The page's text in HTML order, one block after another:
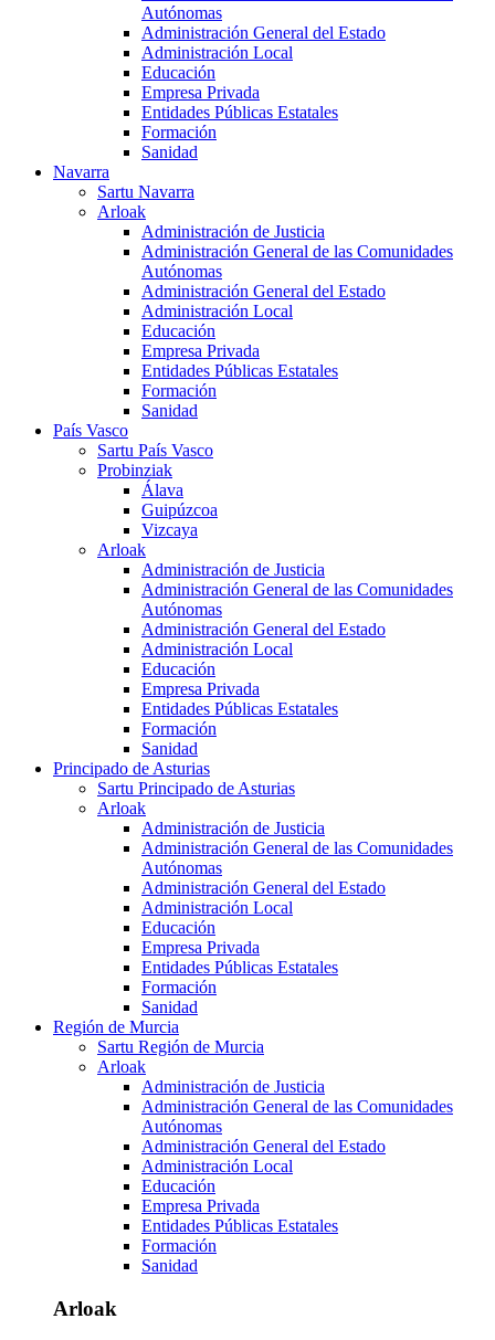
Autónomas
Administración General del Estado
Administración Local
Educación
Empresa Privada
Entidades Públicas Estatales
Formación
Sanidad
Navarra
Sartu Navarra
Arloak
Administración de Justicia
Administración General de las Comunidades
Autónomas
Administración General del Estado
Administración Local
Educación
Empresa Privada
Entidades Públicas Estatales
Formación
Sanidad
País Vasco
Sartu País Vasco
Probinziak
Álava
Guipúzcoa
Vizcaya
Arloak
Administración de Justicia
Administración General de las Comunidades
Autónomas
Administración General del Estado
Administración Local
Educación
Empresa Privada
Entidades Públicas Estatales
Formación
Sanidad
Principado de Asturias
Sartu Principado de Asturias
Arloak
Administración de Justicia
Administración General de las Comunidades
Autónomas
Administración General del Estado
Administración Local
Educación
Empresa Privada
Entidades Públicas Estatales
Formación
Sanidad
Región de Murcia
Sartu Región de Murcia
Arloak
Administración de Justicia
Administración General de las Comunidades
Autónomas
Administración General del Estado
Administración Local
Educación
Empresa Privada
Entidades Públicas Estatales
Formación
Sanidad
Arloak